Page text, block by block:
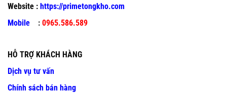
Website : https://primetongkho.com
Mobile : 0965.586.589
HỖ TRỢ KHÁCH HÀNG
Dịch vụ tư vấn
Chính sách bán hàng